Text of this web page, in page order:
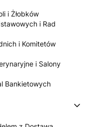
i Żłobków
i Rad
i Komitetów
i Salony
Bankietowych